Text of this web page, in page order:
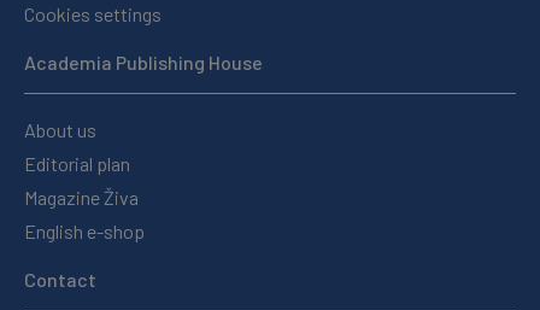
Cookies settings
Academia Publishing House
About us
Editorial plan
Magazine Živa
English e-shop
Contact